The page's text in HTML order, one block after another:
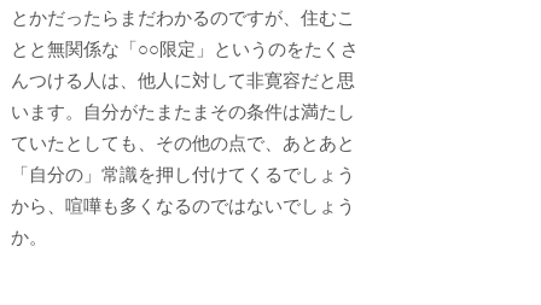
とかだったらまだわかるのですが、住むこ
とと無関係な「○○限定」というのをたくさ
んつける人は、他人に対して非寛容だと思
います。自分がたまたまその条件は満たし
ていたとしても、その他の点で、あとあと
「自分の」常識を押し付けてくるでしょう
から、喧嘩も多くなるのではないでしょう
か。